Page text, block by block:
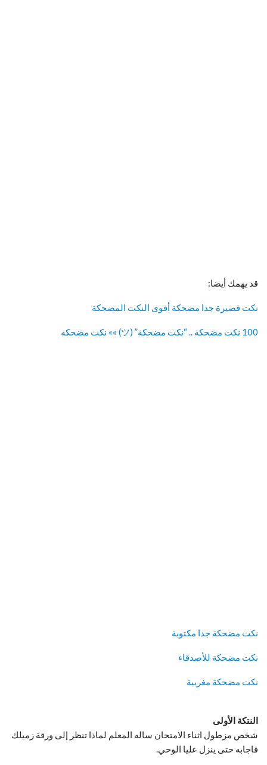
قد يهمك أيضا:
نكت قصيرة جدا مضحكة أقوى النكت المضحكة
100 نكت مضحكة .. “نكت مضحكة” (ツ) »» نكت مضحكه
نكت مضحكة جدا مكتوبة
نكت مضحكة للأصدقاء
نكت مضحكة مغربية
النتكة الأولى
شخص مزطول اثناء الامتحان ساله المعلم لماذا تنظر إلى ورقة زميلك
فاجابه حتى ينزل عليا الوحي.